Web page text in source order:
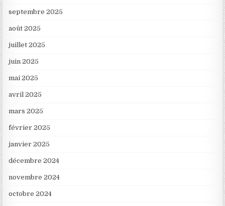
septembre 2025
août 2025
juillet 2025
juin 2025
mai 2025
avril 2025
mars 2025
février 2025
janvier 2025
décembre 2024
novembre 2024
octobre 2024